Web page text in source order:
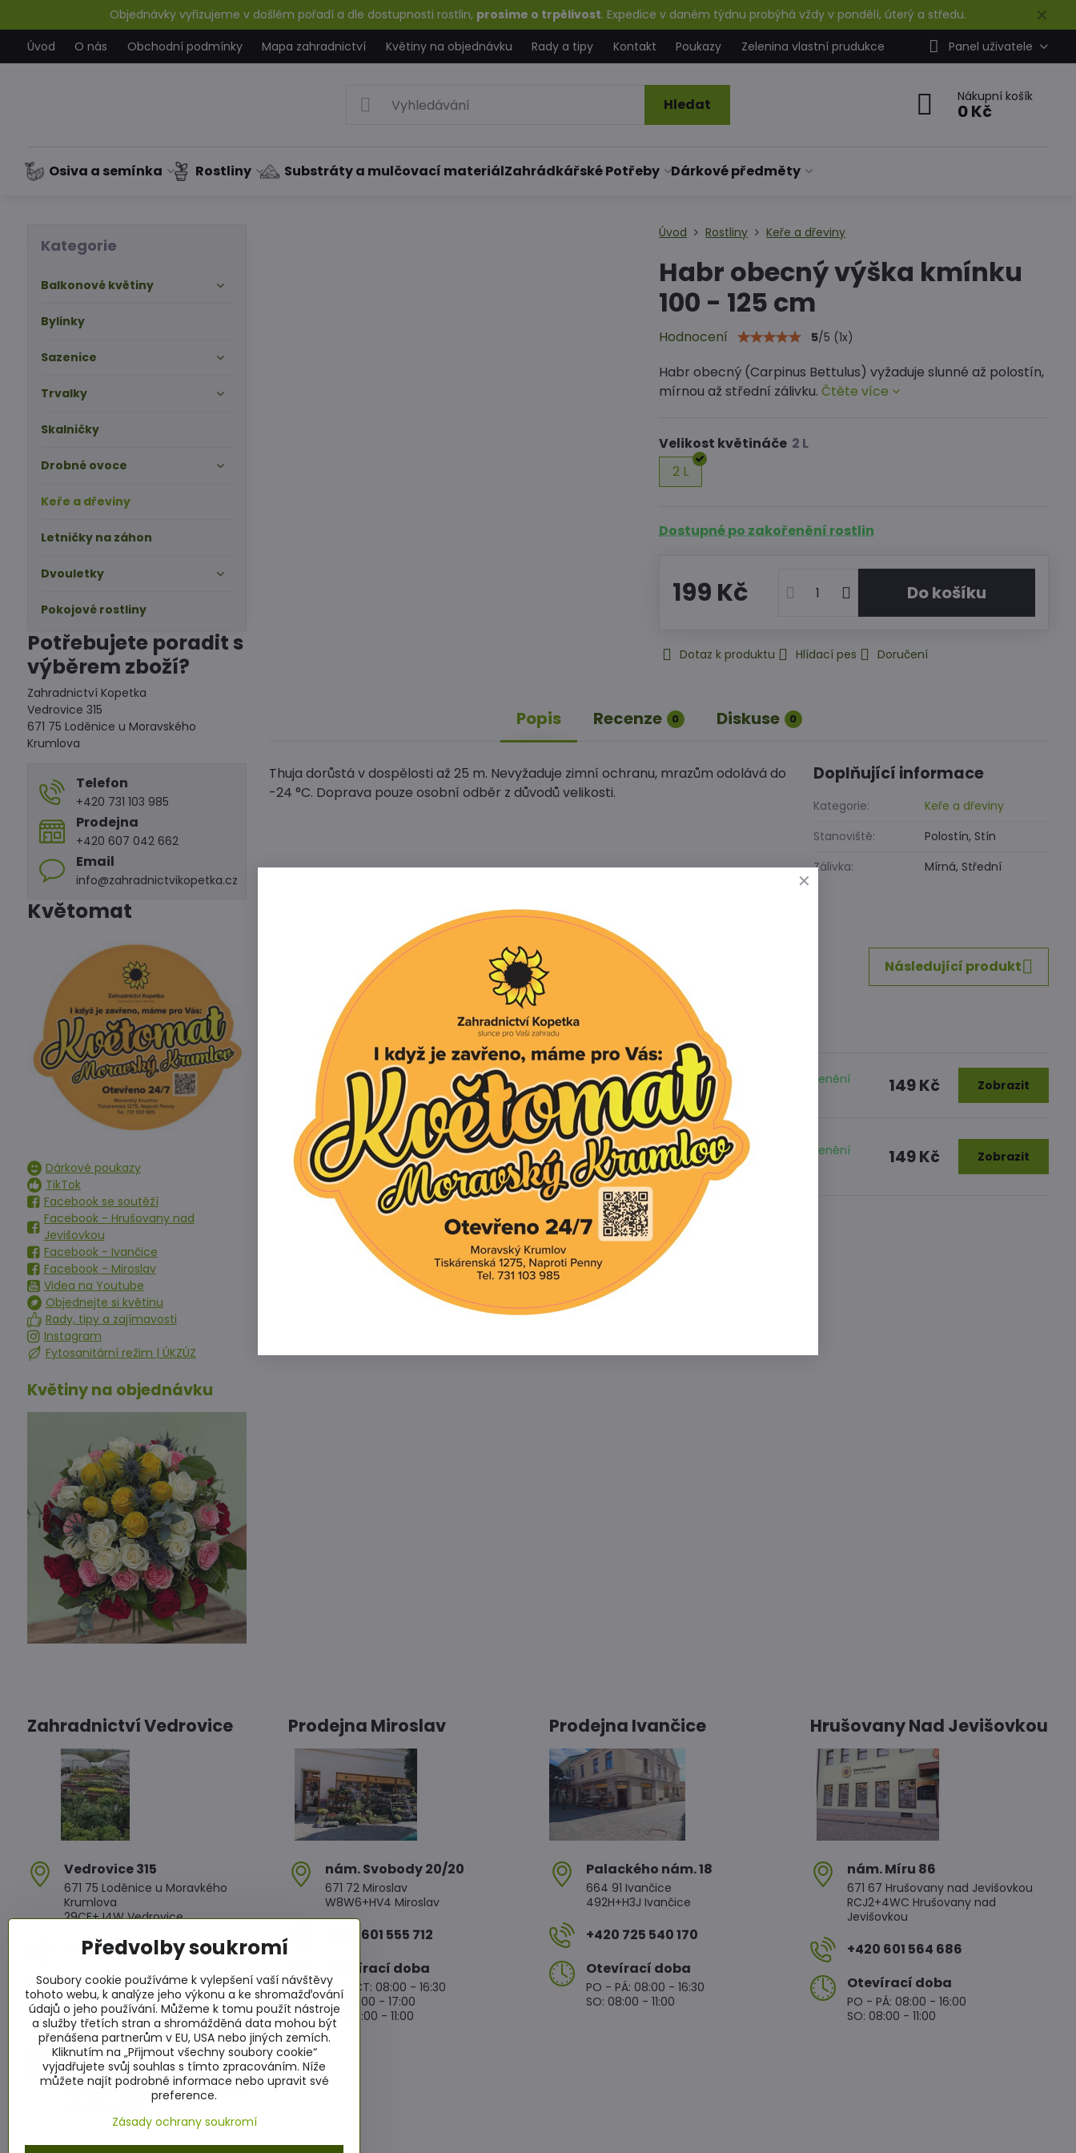
✕
Objednávky vyřizujeme v došlém pořadí a dle dostupnosti rostlin, prosíme o trpělivost. Expedice v daném týdnu probýhá vždy v pondělí, úterý a středu.
Úvod
O nás Obchodní podmínky Mapa zahradnictví Květiny na objednávku Rady a tipy Kontakt Poukazy Zelenina vlastní prudukce Panel uživatele
Hledat Nákupní košík
0 Kč
Osiva a semínka Rostliny Substráty a mulčovací materiálZahrádkářské Potřeby Dárkové předměty
Úvod Rostliny Keře a dřeviny
Habr obecný výška kmínku
100 - 125 cm
Hodnocení 5/5 (1x)
Habr obecný (Carpinus Bettulus) vyžaduje slunné až polostín,
mírnou až střední zálivku.Čtěte více
Velikost květináče
2 L
Dostupné po zakořenění rostlin
199 Kč Do košíku
Dotaz k produktu Hlídací pes Doručení
Popis Recenze 0 Diskuse 0
Thuja dorůstá v dospělosti až 25 m. Nevyžaduje zimní ochranu, mrazům odolává do
-24 °C. Doprava pouze osobní odběr z důvodů velikosti.
Doplňující informace
Kategorie:
Keře a dřeviny
Stanoviště:
Polostín, Stín
Zálivka:
Mírná, Střední
FacebookTwitter
Předchozí produkt Následující produkt
Alternativní produkty
Thuja Occidentalis `Smaragd` výška kmínku 30 - 40
cm
Dostupné po zakořenění
rostlin
149 Kč Zobrazit
Thuja Occidentalis `Brabant` výška kmínku 40 - 60
cm
Dostupné po zakořenění
rostlin
149 Kč Zobrazit
Kategorie
Balkonové květiny
Bylinky
Sazenice
Trvalky
Skalničky
Drobné ovoce
Keře a dřeviny
Letničky na záhon
Dvouletky
Pokojové rostliny
Potřebujete poradit s
výběrem zboží?
Zahradnictví Kopetka
Vedrovice 315
671 75 Loděnice u Moravského
Krumlova
Telefon
+420 731 103 985
Prodejna
+420 607 042 662
Email
info@zahradnictvikopetka.cz
Květomat
Dárkové poukazy
TikTok
Facebook se soutěží
Facebook - Hrušovany nad
Jevišovkou
Facebook - Ivančice
Facebook - Miroslav
Videa na Youtube
Objednejte si květinu
Rady, tipy a zajímavosti
Instagram
Fytosanitární režim | ÚKZÚZ
Květiny na objednávku
Zahradnictví Vedrovice
Vedrovice 315
671 75 Loděnice u Moravkého
Krumlova
29CF+J4W Vedrovice
+420 607 042 662
Otevírací doba
PO - PÁ: 08:00 - 11:00 13:00 - 17:00
SO : 08:00 - 11:30 13:00 - 16:30
NE : 08:00 - 11:30 14:00 - 16:00
Info
Žádáme zákazníky aby za všech
okolností dodržovali dopravní
Prodejna Miroslav
nám​. Svobody 20/20
671 72 Miroslav
W8W6+HV4 Miroslav
+420 601 555 712
Otevírací doba
PO - ČT: 08:00 - 16:30
PÁ: 08:00 - 17:00
SO: 08:00 - 11:00
Prodejna Ivančice
Palackého nám​. 18
664 91 Ivančice
492H+H3J Ivančice
+420 725 540 170
Otevírací doba
PO - PÁ: 08:00 - 16:30
SO: 08:00 - 11:00
Hrušovany Nad Jevišovkou
nám​. Míru 86
671 67 Hrušovany nad Jevišovkou
RCJ2+4WC Hrušovany nad
Jevišovkou
+420 601 564 686
Otevírací doba
PO - PÁ: 08:00 - 16:00
SO: 08:00 - 11:00
Předvolby soukromí
Soubory cookie používáme k vylepšení vaší návštěvy
tohoto webu, k analýze jeho výkonu a ke shromažďování
údajů o jeho používání. Můžeme k tomu použít nástroje
a služby třetích stran a shromážděná data mohou být
přenášena partnerům v EU, USA nebo jiných zemích.
Kliknutím na „Přijmout všechny soubory cookie“
vyjadřujete svůj souhlas s tímto zpracováním. Níže
můžete najít podrobné informace nebo upravit své
preference.
Zásady ochrany soukromí